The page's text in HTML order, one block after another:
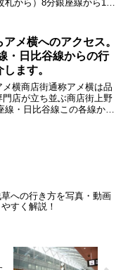
札から）8分銀座線から10
アメ横へのアクセス。
・日比谷線からの行
ます。
横商店街通称アメ横は品
門店が立ち並ぶ商店街上野
線・日比谷線この各線から
への行き方を写真・動画
すく解説！